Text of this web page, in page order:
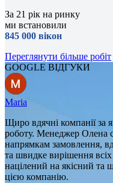
За 21 рік на ринку
ми встановили
845 000 вікон
Переглянути більше робіт
GOOGLE ВІДГУКИ
Maria
Щиро вдячні компанії за
роботу. Менеджер Олена
напрямкам замовлення,
та швидке вирішення
націлений на якісний та
цією компанію.